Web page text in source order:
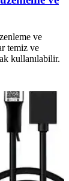
ve
temiz ve
kullanılabilir.